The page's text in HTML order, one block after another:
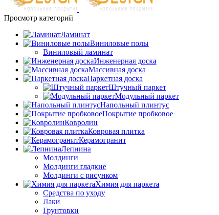
Просмотр категорий
Ламинат
Виниловые полы
Виниловый ламинат
Инженерная доска
Массивная доска
Паркетная доска
Штучный паркет
Модульный паркет
Напольный плинтус
Покрытие пробковое
Ковролин
Ковровая плитка
Керамогранит
Лепнина
Молдинги
Молдинги гладкие
Молдинги с рисунком
Химия для паркета
Средства по уходу
Лаки
Грунтовки